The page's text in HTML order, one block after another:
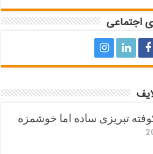
اجتماعی
تبریزی ساده اما خوشمزه